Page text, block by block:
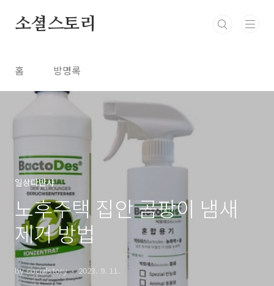
소셜스토리
홈 방명록
일상다반사
노후주택 집안 곰팡이 냄새
제거 방법
by socialstory 2023. 9. 11.